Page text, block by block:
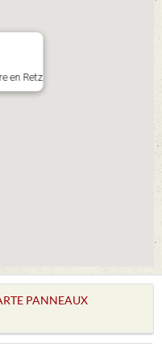
en Retz
PANNEAUX